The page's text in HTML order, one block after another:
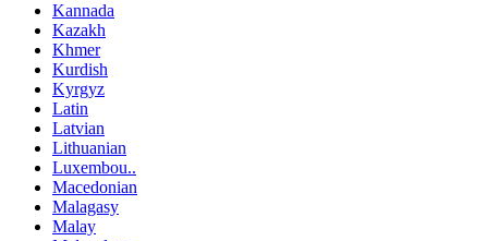
Kannada
Kazakh
Khmer
Kurdish
Kyrgyz
Latin
Latvian
Lithuanian
Luxembou..
Macedonian
Malagasy
Malay